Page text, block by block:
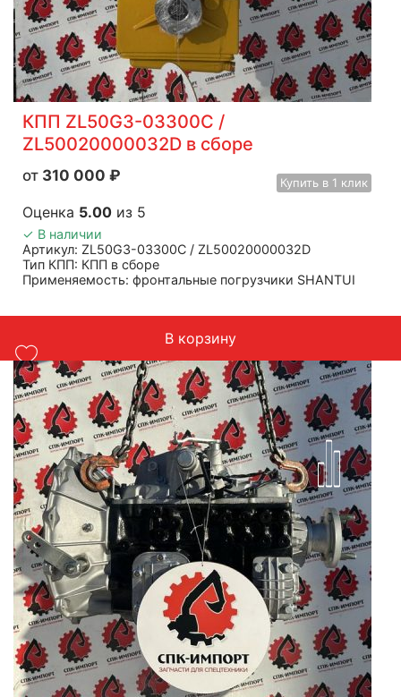
КПП ZL50G3-03300C /
ZL50020000032D в сборе
310 000 ₽ Купить в 1 клик
Оценка 5.00 из 5
✓ В наличии
Артикул: ZL50G3-03300C / ZL50020000032D
Тип КПП: КПП в сборе
Применяемость: фронтальные погрузчики SHANTUI
В корзину